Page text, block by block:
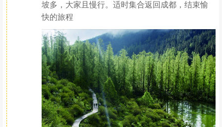
坡多，大家且慢行。适时集合返回成都，结束愉
快的旅程